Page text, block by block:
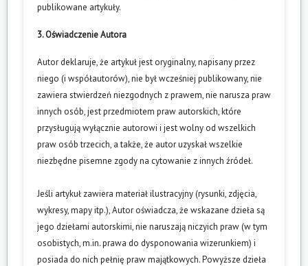
publikowane artykuły.
3. Oświadczenie Autora
Autor deklaruje, że artykuł jest oryginalny, napisany przez
niego (i współautorów), nie był wcześniej publikowany, nie
zawiera stwierdzeń niezgodnych z prawem, nie narusza praw
innych osób, jest przedmiotem praw autorskich, które
przysługują wyłącznie autorowi i jest wolny od wszelkich
praw osób trzecich, a także, że autor uzyskał wszelkie
niezbędne pisemne zgody na cytowanie z innych źródeł.
Jeśli artykuł zawiera materiał ilustracyjny (rysunki, zdjęcia,
wykresy, mapy itp.), Autor oświadcza, że wskazane dzieła są
jego dziełami autorskimi, nie naruszają niczyich praw (w tym
osobistych, m.in. prawa do dysponowania wizerunkiem) i
posiada do nich pełnię praw majątkowych. Powyższe dzieła